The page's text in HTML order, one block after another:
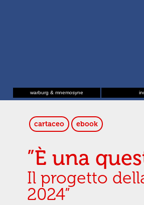
warburg & mnemosyne
cartaceo ebook
”È una
Il progetto
2024”